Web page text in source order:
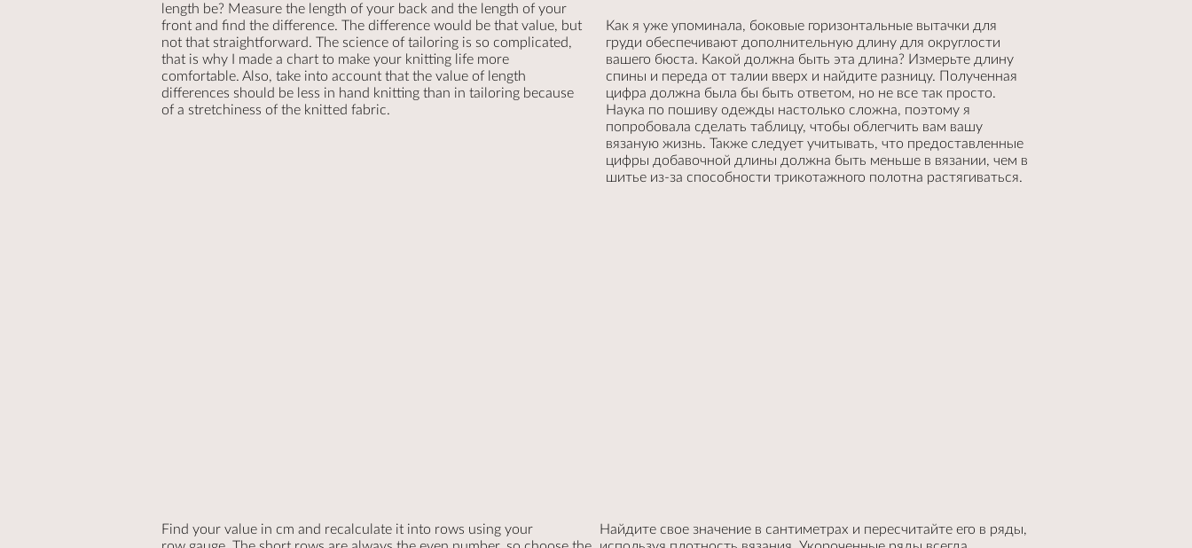
length be? Measure the length of your back and the length of your
front and find the difference. The difference would be that value, but
not that straightforward. The science of tailoring is so complicated,
that is why I made a chart to make your knitting life more
comfortable. Also, take into account that the value of length
differences should be less in hand knitting than in tailoring because
of a stretchiness of the knitted fabric.
Как я уже упоминала, боковые горизонтальные вытачки для
груди обеспечивают дополнительную длину для округлости
вашего бюста. Какой должна быть эта длина? Измерьте длину
спины и переда от талии вверх и найдите разницу. Полученная
цифра должна была бы быть ответом, но не все так просто.
Наука по пошиву одежды настолько сложна, поэтому я
попробовала сделать таблицу, чтобы облегчить вам вашу
вязаную жизнь. Также следует учитывать, что предоставленные
цифры добавочной длины должна быть меньше в вязании, чем в
шитье из-за способности трикотажного полотна растягиваться.
Find your value in cm and recalculate it into rows using your
Найдите свое значение в сантиметрах и пересчитайте его в ряды,